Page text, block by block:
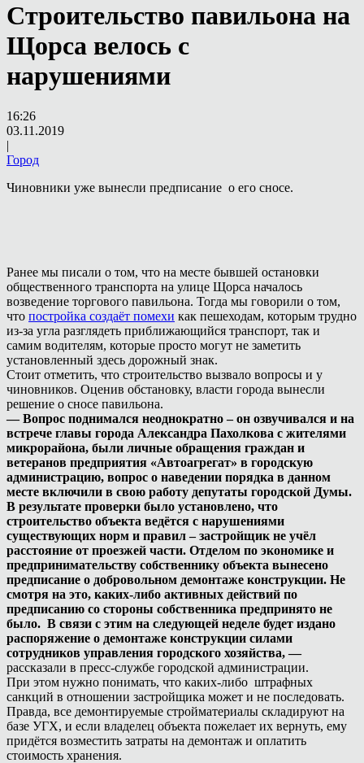
Строительство павильона на
Щорса велось с
нарушениями
16:26
03.11.2019
|
Город
Чиновники уже вынесли предписание о его сносе.
Ранее мы писали о том, что на месте бывшей остановки
общественного транспорта на улице Щорса началось
возведение торгового павильона. Тогда мы говорили о том,
что постройка создаёт помехи как пешеходам, которым трудно
из-за угла разглядеть приближающийся транспорт, так и
самим водителям, которые просто могут не заметить
установленный здесь дорожный знак.
Стоит отметить, что строительство вызвало вопросы и у
чиновников. Оценив обстановку, власти города вынесли
решение о сносе павильона.
— Вопрос поднимался неоднократно – он озвучивался и на
встрече главы города Александра Пахолкова с жителями
микрорайона, были личные обращения граждан и
ветеранов предприятия «Автоагрегат» в городскую
администрацию, вопрос о наведении порядка в данном
месте включили в свою работу депутаты городской Думы.
В результате проверки было установлено, что
строительство объекта ведётся с нарушениями
существующих норм и правил – застройщик не учёл
расстояние от проезжей части. Отделом по экономике и
предпринимательству собственнику объекта вынесено
предписание о добровольном демонтаже конструкции. Не
смотря на это, каких-либо активных действий по
предписанию со стороны собственника предпринято не
было. В связи с этим на следующей неделе будет издано
распоряжение о демонтаже конструкции силами
сотрудников управления городского хозяйства, —
рассказали в пресс-службе городской администрации.
При этом нужно понимать, что каких-либо штрафных
санкций в отношении застройщика может и не последовать.
Правда, все демонтируемые стройматериалы складируют на
базе УГХ, и если владелец объекта пожелает их вернуть, ему
придётся возместить затраты на демонтаж и оплатить
стоимость хранения.